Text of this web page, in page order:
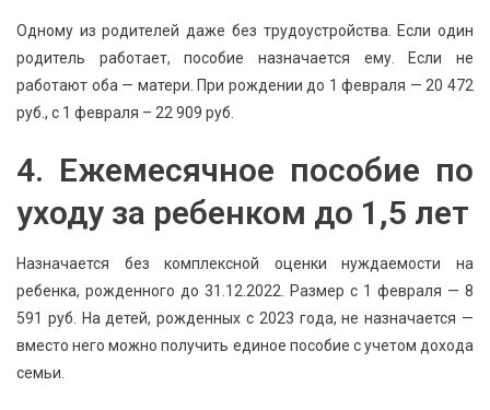
Одному из родителей даже без трудоустройства. Если один
родитель работает, пособие назначается ему. Если не
работают оба — матери. При рождении до 1 февраля — 20 472
руб., с 1 февраля – 22 909 руб.
4. Ежемесячное пособие по
уходу за ребенком до 1,5 лет
Назначается без комплексной оценки нуждаемости на
ребенка, рожденного до 31.12.2022. Размер с 1 февраля — 8
591 руб. На детей, рожденных с 2023 года, не назначается —
вместо него можно получить единое пособие с учетом дохода
семьи.